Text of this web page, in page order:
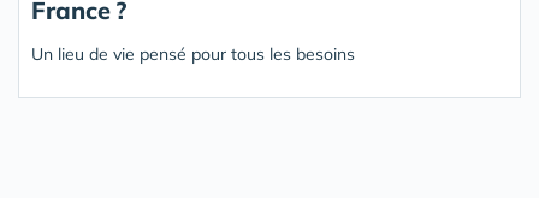
France ?
Un lieu de vie pensé pour tous les besoins